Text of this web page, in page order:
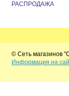
РАСПРОДАЖА
© Сеть магазинов
Информация на